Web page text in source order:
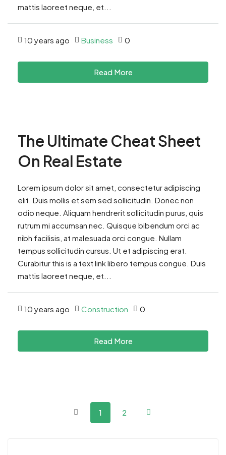
mattis laoreet neque, et...
10 years ago Business 0
Read More
The Ultimate Cheat Sheet
On Real Estate
Lorem ipsum dolor sit amet, consectetur adipiscing
elit. Duis mollis et sem sed sollicitudin. Donec non
odio neque. Aliquam hendrerit sollicitudin purus, quis
rutrum mi accumsan nec. Quisque bibendum orci ac
nibh facilisis, at malesuada orci congue. Nullam
tempus sollicitudin cursus. Ut et adipiscing erat.
Curabitur this is a text link libero tempus congue. Duis
mattis laoreet neque, et...
10 years ago Construction 0
Read More
1 2